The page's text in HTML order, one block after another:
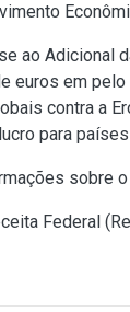
ao Adicional
euros em
contra a
para
sobre
Federal (